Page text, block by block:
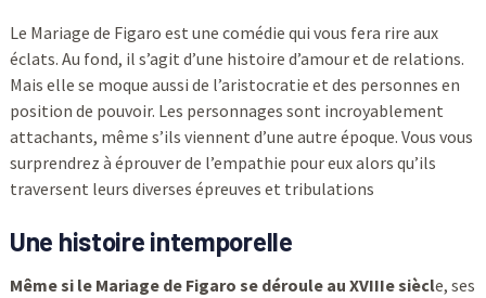
Le Mariage de Figaro est une comédie qui vous fera rire aux
éclats. Au fond, il s’agit d’une histoire d’amour et de relations.
Mais elle se moque aussi de l’aristocratie et des personnes en
position de pouvoir. Les personnages sont incroyablement
attachants, même s’ils viennent d’une autre époque. Vous vous
surprendrez à éprouver de l’empathie pour eux alors qu’ils
traversent leurs diverses épreuves et tribulations
Une histoire intemporelle
Même si le Mariage de Figaro se déroule au XVIIIe siècle, ses